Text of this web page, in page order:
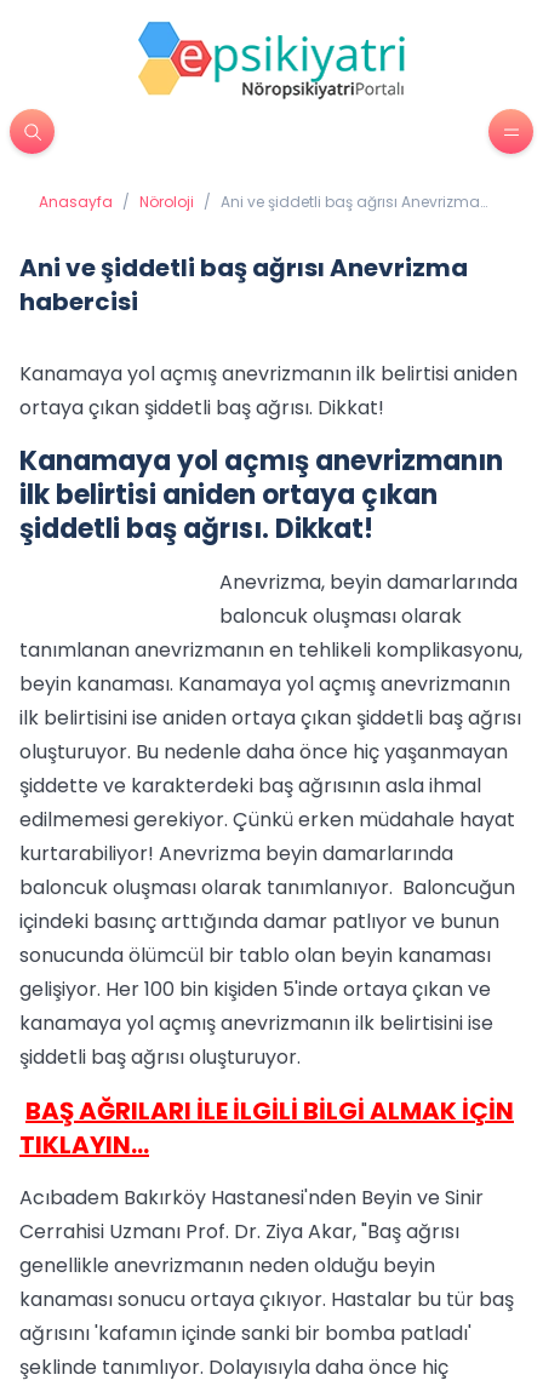
Anasayfa / Nöroloji / Ani ve şiddetli baş ağrısı Anevrizma
Ani ve şiddetli baş ağrısı Anevrizma
habercisi
Kanamaya yol açmış anevrizmanın ilk belirtisi aniden
ortaya çıkan şiddetli baş ağrısı. Dikkat!
Kanamaya yol açmış anevrizmanın
ilk belirtisi aniden ortaya çıkan
şiddetli baş ağrısı. Dikkat!
Anevrizma, beyin damarlarında
baloncuk oluşması olarak
tanımlanan anevrizmanın en tehlikeli komplikasyonu,
beyin kanaması. Kanamaya yol açmış anevrizmanın
ilk belirtisini ise aniden ortaya çıkan şiddetli baş ağrısı
oluşturuyor. Bu nedenle daha önce hiç yaşanmayan
şiddette ve karakterdeki baş ağrısının asla ihmal
edilmemesi gerekiyor. Çünkü erken müdahale hayat
kurtarabiliyor! Anevrizma beyin damarlarında
baloncuk oluşması olarak tanımlanıyor. Baloncuğun
içindeki basınç arttığında damar patlıyor ve bunun
sonucunda ölümcül bir tablo olan beyin kanaması
gelişiyor. Her 100 bin kişiden 5'inde ortaya çıkan ve
kanamaya yol açmış anevrizmanın ilk belirtisini ise
şiddetli baş ağrısı oluşturuyor.
BAŞ AĞRILARI İLE İLGİLİ BİLGİ ALMAK İÇİN
TIKLAYIN…
Acıbadem Bakırköy Hastanesi'nden Beyin ve Sinir
Cerrahisi Uzmanı Prof. Dr. Ziya Akar, "Baş ağrısı
genellikle anevrizmanın neden olduğu beyin
kanaması sonucu ortaya çıkıyor. Hastalar bu tür baş
ağrısını 'kafamın içinde sanki bir bomba patladı'
şeklinde tanımlıyor. Dolayısıyla daha önce hiç